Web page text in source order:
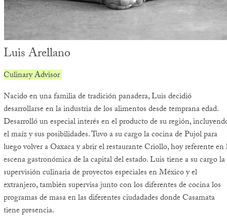
Luis Arellano
Culinary Advisor
Nacido en una familia de tradición panadera, Luis decidió
desarrollarse en la industria de los alimentos desde temprana edad.
Desarrolló un especial interés en el producto de su región,
el maíz y sus posibilidades. Tuvo a su cargo la cocina de Pujol para
luego volver a Oaxaca y abrir el restaurante Criollo, hoy referente en
escena gastronómica de la capital del estado. Luis tiene a su cargo la
supervisión culinaria de proyectos especiales en México y el
extranjero, también supervisa junto con los diferentes de cocina los
programas de masa en las diferentes ciudadades donde Casamata
tiene presencia.